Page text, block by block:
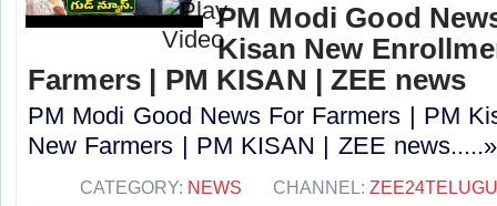
PM Modi Good
Kisan New
Farmers | PM KISAN | ZEE news
PM Modi Good News For Farmers | PM
New Farmers | PM KISAN | ZEE
CATEGORY: NEWS CHANNEL: